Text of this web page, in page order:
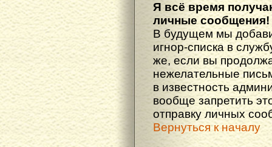
Я всё время
личные сообщения!
В будущем мы
игнор-списка в
же, если вы
нежелательные
в известность
вообще запретить
отправку личных
Вернуться к началу